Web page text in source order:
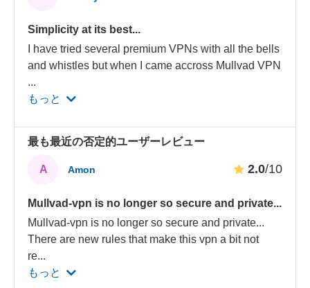
Simplicity at its best...
I have tried several premium VPNs with all the bells
and whistles but when I came accross Mullvad VPN
...
もっと
最も最近の否定的ユーザーレビュー
A Amon 2.0/10
Mullvad-vpn is no longer so secure and private...
Mullvad-vpn is no longer so secure and private...
There are new rules that make this vpn a bit not
re...
もっと